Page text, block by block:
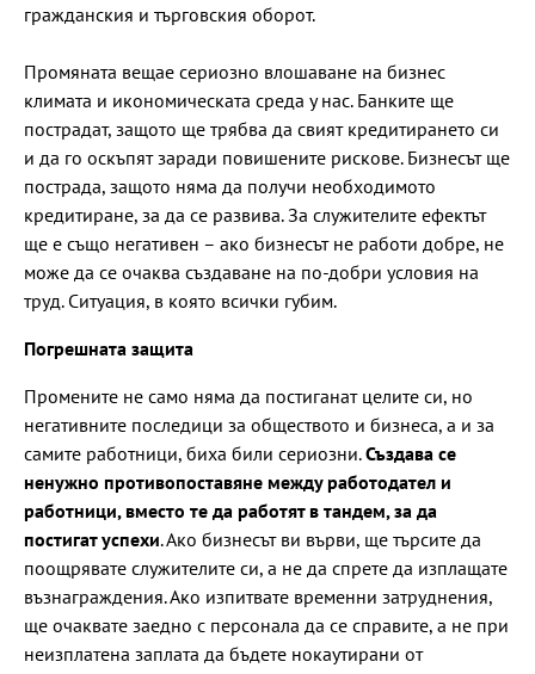
гражданския и търговския оборот.
Промяната вещае сериозно влошаване на бизнес
климата и икономическата среда у нас. Банките ще
пострадат, защото ще трябва да свият кредитирането си
и да го оскъпят заради повишените рискове. Бизнесът ще
пострада, защото няма да получи необходимото
кредитиране, за да се развива. За служителите ефектът
ще е също негативен – ако бизнесът не работи добре, не
може да се очаква създаване на по-добри условия на
труд. Ситуация, в която всички губим.
Погрешната защита
Промените не само няма да постиганат целите си, но
негативните последици за обществото и бизнеса, а и за
самите работници, биха били сериозни.Създава се
ненужно противопоставяне между работодател и
работници, вместо те да работят в тандем, за да
постигат успехи. Ако бизнесът ви върви, ще търсите да
поощрявате служителите си, а не да спрете да изплащате
възнаграждения. Ако изпитвате временни затруднения,
ще очаквате заедно с персонала да се справите, а не при
неизплатена заплата да бъдете нокаутирани от